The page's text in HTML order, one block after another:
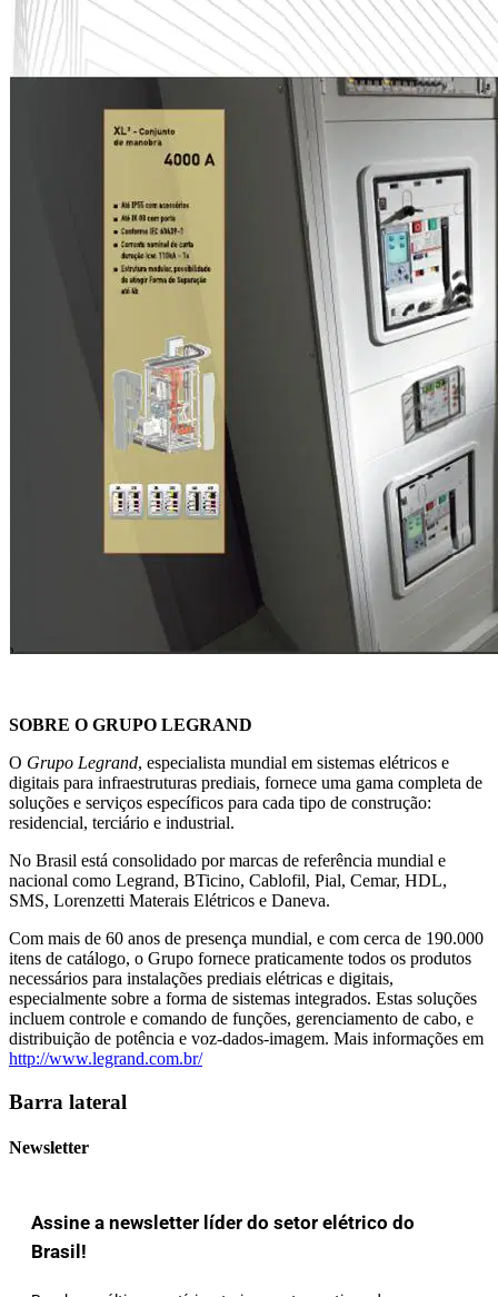
SOBRE O GRUPO LEGRAND
O Grupo Legrand, especialista mundial em sistemas elétricos e
digitais para infraestru­turas prediais, fornece uma gama completa de
soluções e serviços específicos para cada tipo de construção:
residencial, terciário e industrial.
No Brasil está consolidado por marcas de referência mundial e
nacional como Legrand, BTicino, Cablofil, Pial, Cemar, HDL,
SMS, Lorenzetti Materais Elétricos e Daneva.
Com mais de 60 anos de presença mundial, e com cerca de 190.000
itens de catálogo, o Grupo fornece praticamente todos os produtos
necessários para instalações prediais elétricas e digitais,
especialmente sobre a forma de sistemas integrados. Estas soluções
incluem controle e comando de funções, gerenciamento de cabo, e
distribuição de potência e voz-dados-imagem. Mais informações em
http://www.legrand.com.br/
Barra lateral
Newsletter
Assine a newsletter líder do setor elétrico do
Brasil!